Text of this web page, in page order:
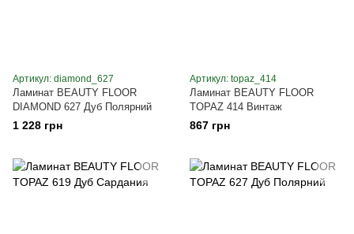
Артикул: diamond_627
Ламинат BEAUTY FLOOR
DIAMOND 627 Дуб Полярний
1 228 грн
Артикул: topaz_414
Ламинат BEAUTY FLOOR
TOPAZ 414 Винтаж
867 грн